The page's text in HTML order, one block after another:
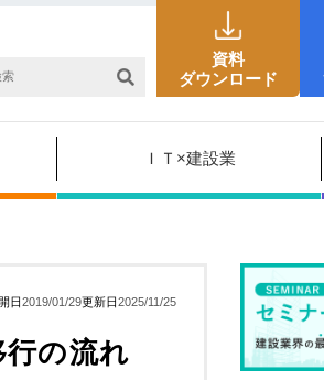
資料
ダウンロード
ＩＴ×建設業
日2019/01/29更新日2025/11/25
の流れ